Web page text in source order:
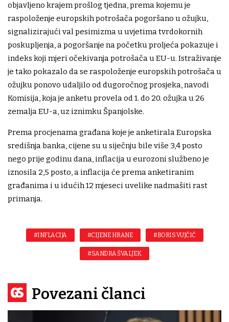
objavljeno krajem prošlog tjedna, prema kojemu je
raspoloženje europskih potrošača pogoršano u ožujku,
signalizirajući val pesimizma u uvjetima tvrdokornih
poskupljenja, a pogoršanje na početku proljeća pokazuje i
indeks koji mjeri očekivanja potrošača u EU-u. Istraživanje
je tako pokazalo da se raspoloženje europskih potrošača u
ožujku ponovo udaljilo od dugoročnog prosjeka, navodi
Komisija, koja je anketu provela od 1. do 20. ožujka u 26
zemalja EU-a, uz iznimku Španjolske.
Prema procjenama građana koje je anketirala Europska
središnja banka, cijene su u siječnju bile više 3,4 posto
nego prije godinu dana, inflacija u eurozoni službeno je
iznosila 2,5 posto, a inflacija će prema anketiranim
građanima i u idućih 12 mjeseci uvelike nadmašiti rast
primanja.
#INFLACIJA #CIJENE HRANE #BORIS VUJČIĆ
#SANDRA ŠVALJEK
Povezani članci